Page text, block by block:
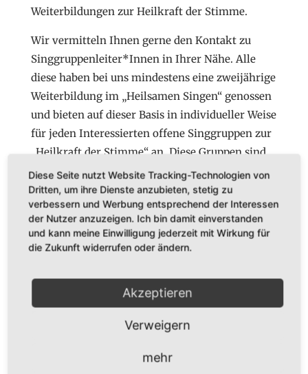
Weiterbildungen zur Heilkraft der Stimme.
Wir vermitteln Ihnen gerne den Kontakt zu
Singgruppenleiter*Innen in Ihrer Nähe. Alle
diese haben bei uns mindestens eine zweijährige
Weiterbildung im „Heilsamen Singen“ genossen
und bieten auf dieser Basis in individueller Weise
für jeden Interessierten offene Singgruppen zur
„Heilkraft der Stimme“ an. Diese Gruppen sind
in der Regel nicht therapeutisch orientiert,
sondern bieten eine Möglichkeit, das „Heilsame
Singen“ regelmäßig selbstverantwortlich in
Gemeinschaft zu praktizieren.
Wenn Sie das „Meridian-Singen“, diese von uns
Singens“ und auch das „Sintala Qigong –
Heilsames Singen in Bewegung“, schon kennen
gelernt haben: fühlen Sie sich eingeladen, dies in
Wenn Sie das Meridiansingen und Sintala Qi
Diese Seite nutzt Website Tracking-Technologien von
Dritten, um ihre Dienste anzubieten, stetig zu
verbessern und Werbung entsprechend der Interessen
der Nutzer anzuzeigen. Ich bin damit einverstanden
und kann meine Einwilligung jederzeit mit Wirkung für
die Zukunft widerrufen oder ändern.
Akzeptieren
Verweigern
mehr